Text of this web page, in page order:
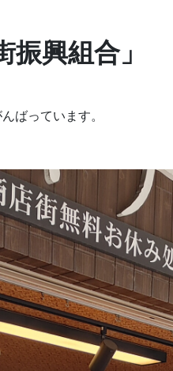
興組合」
ばっています。